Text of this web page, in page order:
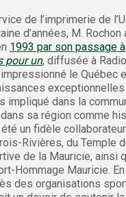
de l’imprimerie de
d’années, M. Rochon
1993 par son passage à
pour un, diffusée à
le Québec
impliqué dans la
sa région comme
un fidèle
Rivières, du Temple
de la Mauricie, ainsi
Hommage Mauricie.
des organisations